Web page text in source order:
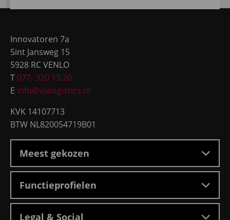
Innovatoren 7a
Sint Jansweg 15
5928 RC VENLO
T 077- 320 13 20
E info@vialogistics.nl
KVK 14107713
BTW NL820054719B01
Meest gekozen
Functieprofielen
Legal & Social